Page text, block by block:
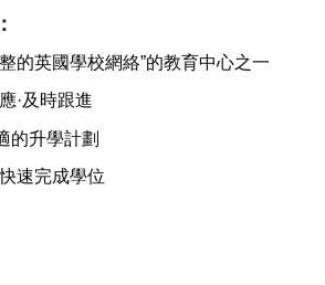
的英國學校網絡”的教育中心之一
·及時跟進
的升學計劃
速完成學位